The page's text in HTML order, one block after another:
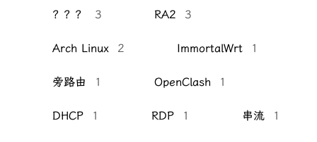
？？？ 3 RA2 3
Arch Linux 2 ImmortalWrt 1
旁路由 1 OpenClash 1
DHCP 1 RDP 1 串流 1